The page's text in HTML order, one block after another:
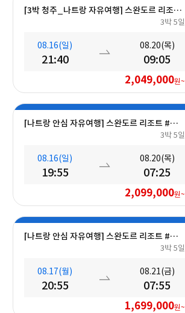
[3박 청주_나트랑 자유여행] 스완도르 리조트 #올인크루시브+오션뷰+미니바포함 5일
3박 5일
08.16(일)
21:40
08.20(목)
09:05
2,049,000원~
[나트랑 안심 자유여행] 스완도르 리조트 #올인크루시브+오션뷰+미니바 5일
3박 5일
08.16(일)
19:55
08.20(목)
07:25
2,099,000원~
[나트랑 안심 자유여행] 스완도르 리조트 #올인크루시브+오션뷰+밤 10시 레체포함+미니바1회 5일
3박 5일
08.17(월)
20:55
08.21(금)
07:55
1,699,000원~